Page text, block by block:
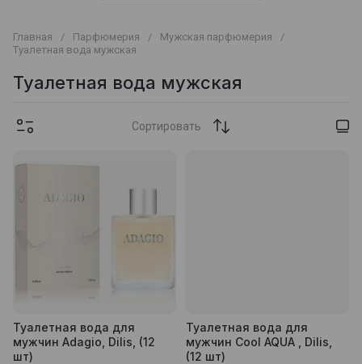
Главная / Парфюмерия / Мужская парфюмерия
/
Туалетная вода мужская
Туалетная вода мужская
Сортировать
Туалетная вода для
мужчин Adagio, Dilis, (12
шт)
Туалетная вода для
мужчин Cool AQUA , Dilis,
(12 шт)